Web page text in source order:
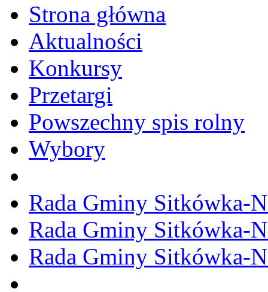
Strona główna
Aktualności
Konkursy
Przetargi
Powszechny spis rolny
Wybory
Rada Gminy Sitkówka-
Rada Gminy Sitkówka-
Rada Gminy Sitkówka-